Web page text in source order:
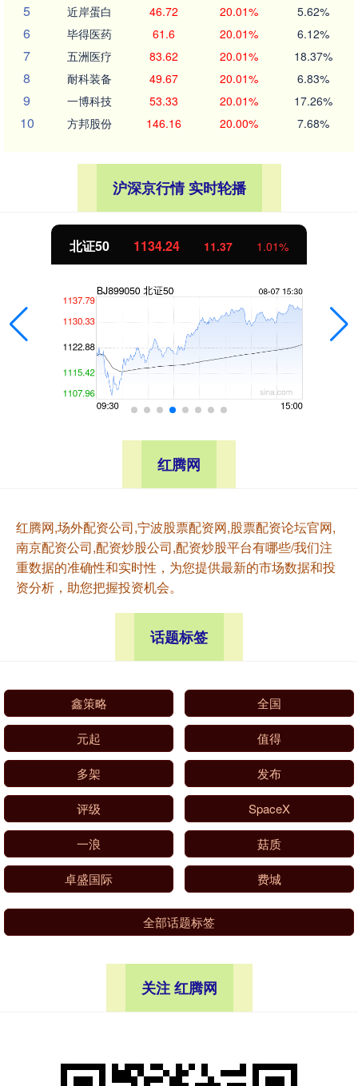
5 近岸蛋白 46.72 20.01% 5.62%
6 毕得医药 61.6 20.01% 6.12%
7 五洲医疗 83.62 20.01% 18.37%
8 耐科装备 49.67 20.01% 6.83%
9 一博科技 53.33 20.01% 17.26%
10 方邦股份 146.16 20.00% 7.68%
沪深京行情 实时轮播
北证50 1134.24 11.37 1.01%
红腾网
红腾网,场外配资公司,宁波股票配资网,股票配资论坛官网,
南京配资公司,配资炒股公司,配资炒股平台有哪些/我们注
重数据的准确性和实时性，为您提供最新的市场数据和投
资分析，助您把握投资机会。
话题标签
鑫策略 全国
元起 值得
多架 发布
评级 SpaceX
一浪 菇质
卓盛国际 费城
全部话题标签
关注 红腾网